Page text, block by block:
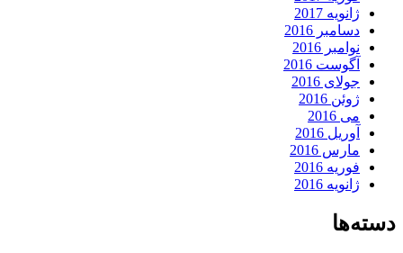
ژانویه 2017
دسامبر 2016
نوامبر 2016
آگوست 2016
جولای 2016
ژوئن 2016
می 2016
آوریل 2016
مارس 2016
فوریه 2016
ژانویه 2016
دسته‌ها